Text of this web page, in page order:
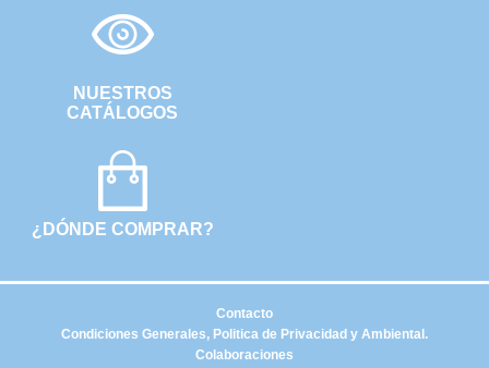
NUESTROS
CATÁLOGOS
¿DÓNDE COMPRAR?
Condiciones Generales, Politica de Privacidad y Ambiental.
Colaboraciones
Contacto